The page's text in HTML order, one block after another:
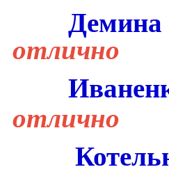
Демина
отлично
отлично